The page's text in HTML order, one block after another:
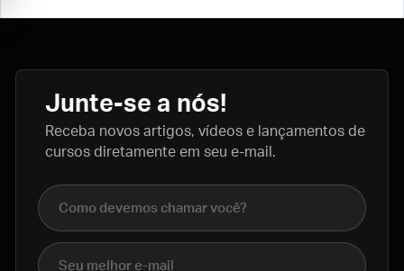
Junte-se a nós!
Receba novos artigos, vídeos e lançamentos de
cursos diretamente em seu e-mail.
Nome completo
E-mail